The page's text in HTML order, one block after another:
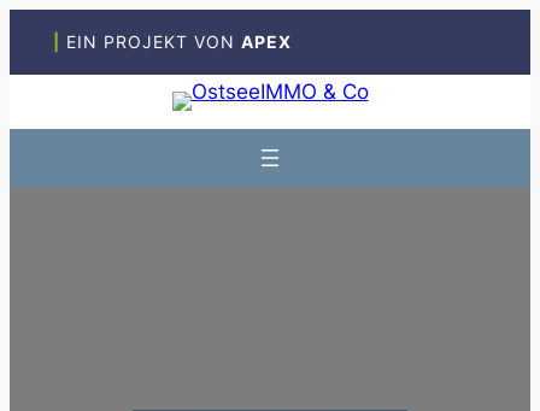
Inhalt
EIN PROJEKT VON APEX